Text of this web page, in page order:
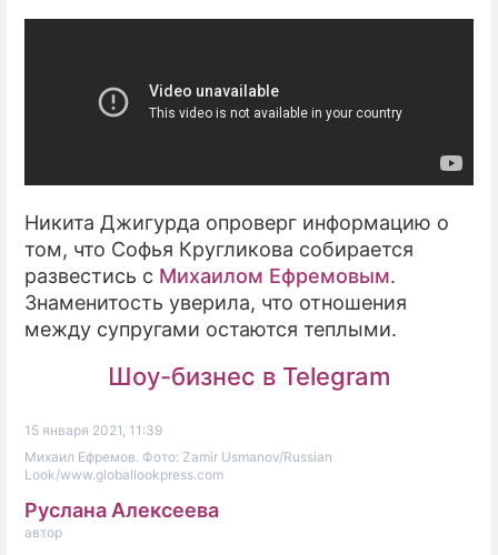
Никита Джигурда опроверг информацию о
том, что Софья Кругликова собирается
развестись с Михаилом Ефремовым.
Знаменитость уверила, что отношения
между супругами остаются теплыми.
Шоу-бизнес в Telegram
15 января 2021, 11:39
Михаил Ефремов. Фото: Zamir Usmanov/Russian
Look/www.globallookpress.com
Руслана Алексеева
автор